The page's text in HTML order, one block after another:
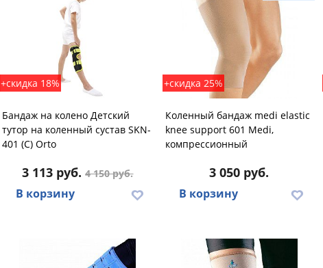
+скидка 18%
Бандаж на колено Детский
тутор на коленный сустав SKN-
401 (С) Orto
3 113 руб.4 150 руб.
В корзину
+скидка 25%
Коленный бандаж medi elastic
knee support 601 Medi,
компрессионный
3 050 руб.
В корзину